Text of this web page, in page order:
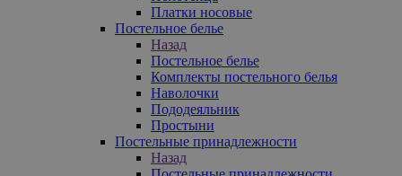
Платки носовые
Постельное белье
Назад
Постельное белье
Комплекты постельного белья
Наволочки
Пододеяльник
Простыни
Постельные принадлежности
Назад